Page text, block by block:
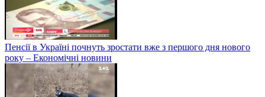
Пенсії в Україні почнуть зростати вже з першого дня нового
року – Економічні новини